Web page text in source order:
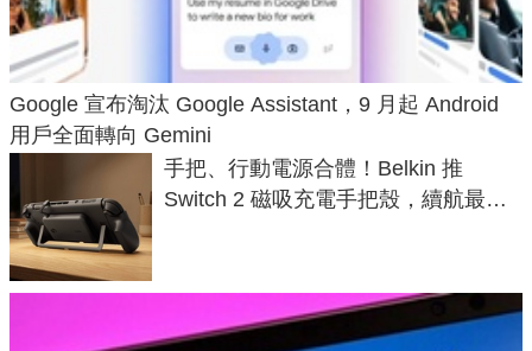
Google 宣布淘汰 Google Assistant，9 月起 Android
用戶全面轉向 Gemini
手把、行動電源合體！Belkin 推
Switch 2 磁吸充電手把殼，續航最高